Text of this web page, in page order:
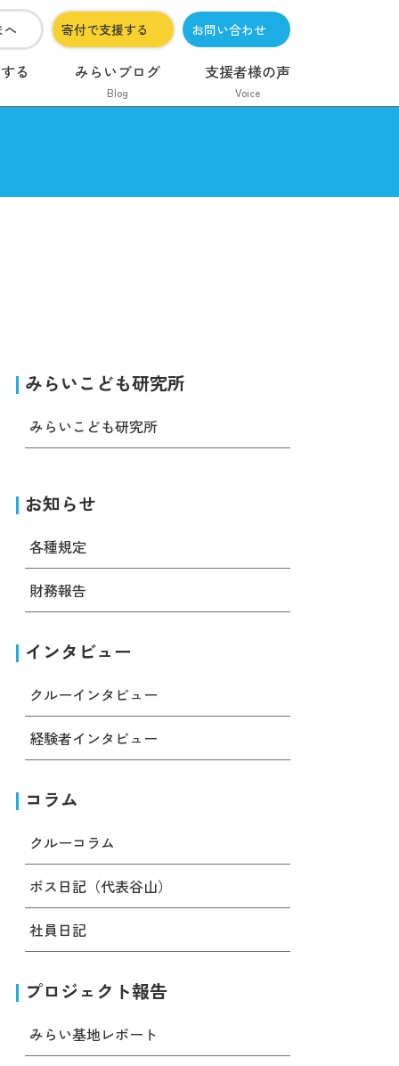
へ 寄付で支援する お問い合わせ
る みらいブログ
Blog
支援者様の声
Voice
みらいこども研究所
みらいこども研究所
お知らせ
各種規定
財務報告
インタビュー
クルーインタビュー
経験者インタビュー
コラム
クルーコラム
ボス日記（代表谷山）
社員日記
プロジェクト報告
みらい基地レポート